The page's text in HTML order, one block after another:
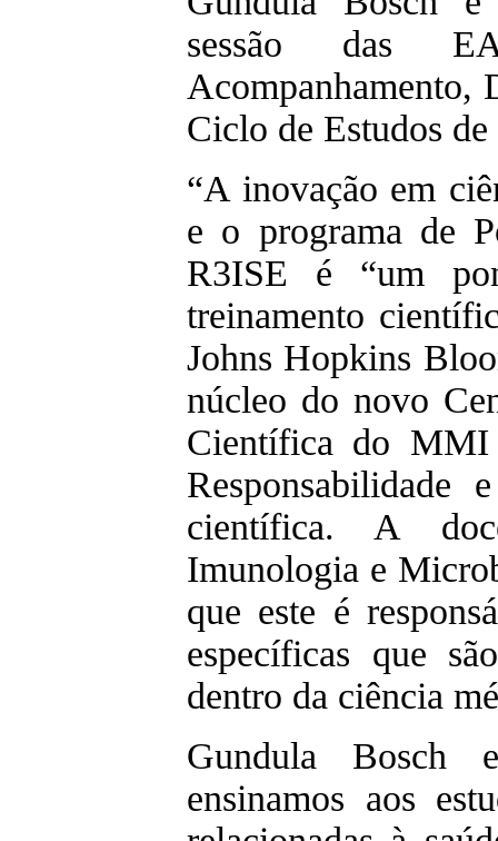
sessão das
Acompanhamento,
Ciclo de Estudos
“A inovação em
e o programa de
R3ISE é “um
treinamento
Johns Hopkins
núcleo do novo
Científica do
Responsabilidade
científica. A
Imunologia e
que este é
específicas que
dentro da ciência
Gundula Bosch
ensinamos aos